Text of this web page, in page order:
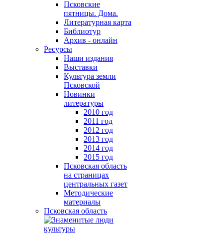
Псковские
пятницы. Дома.
Литературная карта
Библиотур
Архив - онлайн
Ресурсы
Наши издания
Выставки
Культура земли
Псковской
Новинки
литературы
2010 год
2011 год
2012 год
2013 год
2014 год
2015 год
Псковская область
на страницах
центральных газет
Методические
материалы
Псковская область